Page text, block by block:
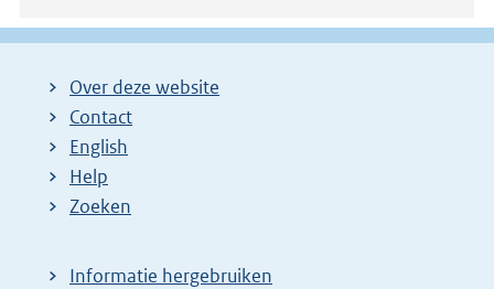
g
Over deze website
Contact
English
Help
Zoeken
Informatie hergebruiken